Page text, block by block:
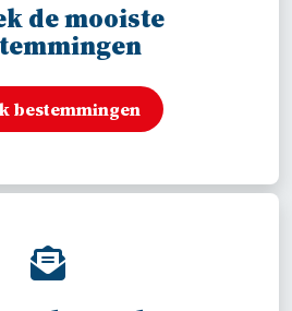
de mooiste
bestemmingen